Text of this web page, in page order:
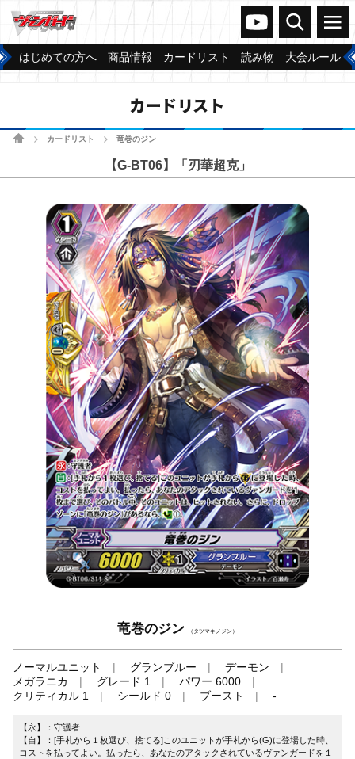
ヴァンガードch
検索 メニュー
はじめての方へ 商品情報 カードリスト 読み物 大会ルール
カードリスト
ホームカードリスト 竜巻のジン
【G-BT06】「刃華超克」
竜巻のジン （タツマキノジン）
ノーマルユニット グランブルー
デーモン
メガラニカ
グレード 1
パワー 6000
クリティカル 1
シールド 0 ブースト -
【永】：守護者
【自】：[手札から１枚選び、捨てる]このユニットが手札から(G)に登場した時、
コストを払ってよい。払ったら、あなたのアタックされているヴァンガードを１